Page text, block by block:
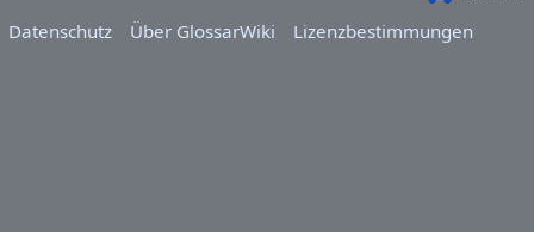
Datenschutz
Über GlossarWiki Lizenzbestimmungen